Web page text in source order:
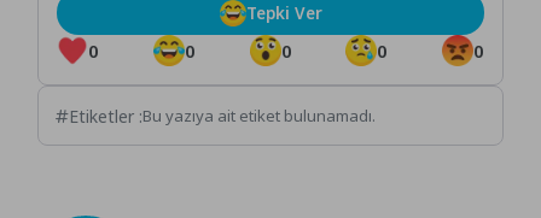
0 0 0 0 0
Tepki Ver
Etiketler :Bu yazıya ait etiket bulunamadı.